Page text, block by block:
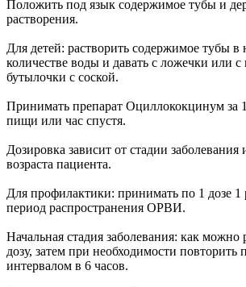
Положить под язык содержимое тубы и
растворения.
Для детей: растворить содержимое тубы
количестве воды и давать с ложечки или
бутылочки с соской.
Принимать препарат Оциллококцинум за
пищи или час спустя.
Дозировка зависит от стадии заболевания
возраста пациента.
Для профилактики: принимать по 1 дозе 1
период распространения ОРВИ.
Начальная стадия заболевания: как можно
дозу, затем при необходимости повторить
интервалом в 6 часов.